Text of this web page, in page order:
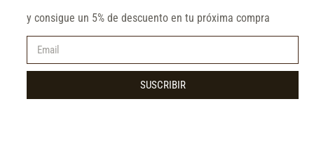
y consigue un 5% de descuento en tu próxima compra
SUSCRIBIR